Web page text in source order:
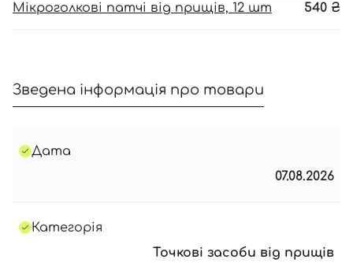
Мікроголкові патчі від прищів, 12 шт 540 ₴
Зведена інформація про товари
Дата
07.08.2026
Категорія
Точкові засоби від прищів